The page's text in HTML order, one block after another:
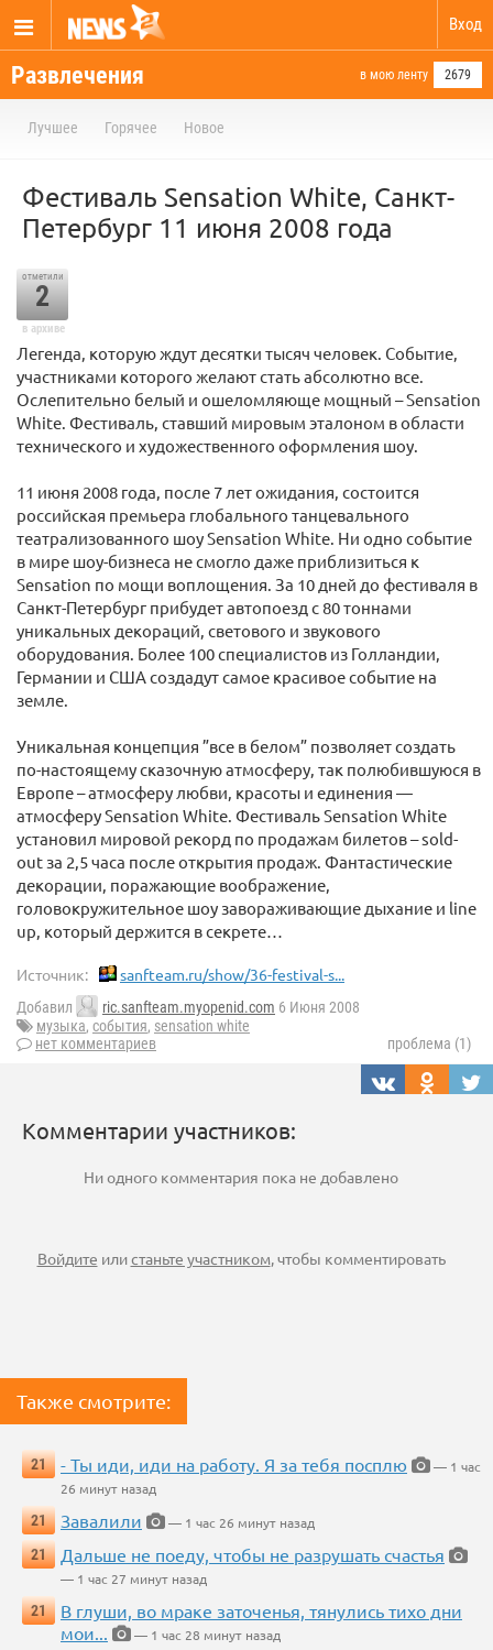
Вход
Развлечения в мою ленту 2679
Лучшее Горячее Новое
Фестиваль Sensation White, Санкт-
Петербург 11 июня 2008 года
отметили
2
в архиве
Легенда, которую ждут десятки тысяч человек. Событие,
участниками которого желают стать абсолютно все.
Ослепительно белый и ошеломляюще мощный – Sensation
White. Фестиваль, ставший мировым эталоном в области
технического и художественного оформления шоу.
11 июня 2008 года, после 7 лет ожидания, состоится
российская премьера глобального танцевального
театрализованного шоу Sensation White. Ни одно событие
в мире шоу-бизнеса не смогло даже приблизиться к
Sensation по мощи воплощения. За 10 дней до фестиваля в
Санкт-Петербург прибудет автопоезд с 80 тоннами
уникальных декораций, светового и звукового
оборудования. Более 100 специалистов из Голландии,
Германии и США создадут самое красивое событие на
земле.
Уникальная концепция ”все в белом” позволяет создать
по-настоящему сказочную атмосферу, так полюбившуюся в
Европе – атмосферу любви, красоты и единения —
атмосферу Sensation White. Фестиваль Sensation White
установил мировой рекорд по продажам билетов – sold-
out за 2,5 часа после открытия продаж. Фантастические
декорации, поражающие воображение,
головокружительное шоу завораживающие дыхание и line
up, который держится в секрете…
Источник: sanfteam.ru/show/36-festival-s...
Добавил ric.sanfteam.myopenid.com 6 Июня 2008
музыка, события, sensation white
нет комментариев
проблема (1)
Комментарии участников:
Ни одного комментария пока не добавлено
Войдите илистаньте участником, чтобы комментировать
Также смотрите:
21 - Ты иди, иди на работу. Я за тебя посплю
— 1 час
26 минут назад
21
Завалили
— 1 час 26 минут назад
21
Дальше не поеду, чтобы не разрушать счастья
— 1 час 27 минут назад
21
В глуши, во мраке заточенья, тянулись тихо дни
мои...
— 1 час 28 минут назад